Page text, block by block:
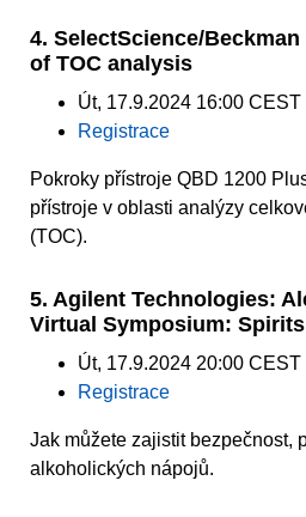
4. SelectScience/
of TOC analysis
Út, 17.9.2024 16:00 CEST
Registrace
Pokroky přístroje QBD 1200
přístroje v oblasti analýzy
(TOC).
5. Agilent Technologies:
Virtual Symposium: Spirits
Út, 17.9.2024 20:00 CEST
Registrace
Jak můžete zajistit bezpečnost,
alkoholických nápojů.